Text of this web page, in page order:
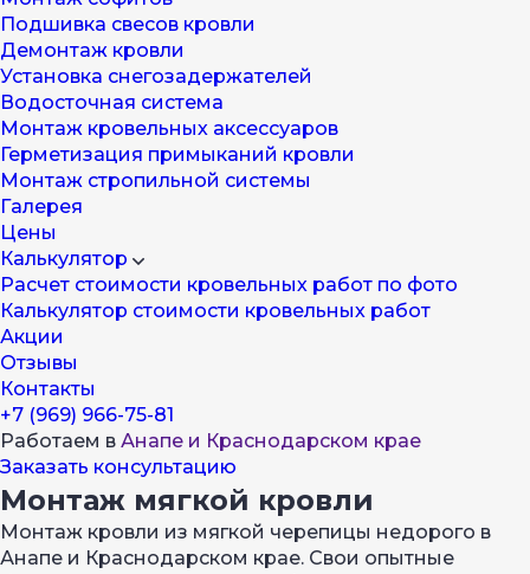
Подшивка свесов кровли
Демонтаж кровли
Установка снегозадержателей
Водосточная система
Монтаж кровельных аксессуаров
Герметизация примыканий кровли
Монтаж стропильной системы
Галерея
Цены
Калькулятор
Расчет стоимости кровельных работ по фото
Калькулятор стоимости кровельных работ
Акции
Отзывы
Контакты
+7 (969) 966-75-81
Работаем в Анапе и Краснодарском крае
Заказать консультацию
Монтаж мягкой кровли
Монтаж кровли из мягкой черепицы недорого в
Анапе и Краснодарском крае. Свои опытные